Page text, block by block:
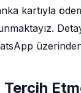
kartıyla